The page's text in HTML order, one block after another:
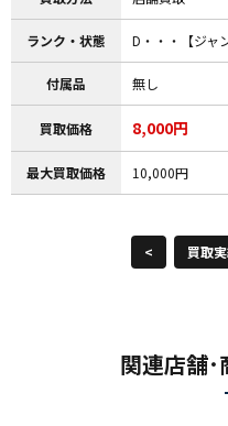
ランク・状態 D・・・【ジャ
付属品 無し
買取価格 8,000円
最大買取価格 10,000円
< 買取
関連店舗